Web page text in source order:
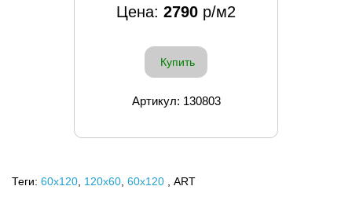
Цена: 2790 р/м2
Купить
Артикул: 130803
Теги: 60x120 120х60 60х120 , ART